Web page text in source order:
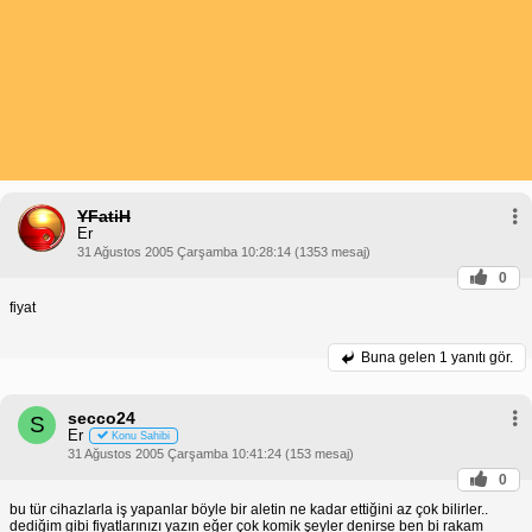
YFatiH
Er
31 Ağustos 2005 Çarşamba 10:28:14 (1353 mesaj)
0
fiyat
Buna gelen 1 yanıtı gör.
S secco24
Er Konu Sahibi
31 Ağustos 2005 Çarşamba 10:41:24 (153 mesaj)
0
bu tür cihazlarla iş yapanlar böyle bir aletin ne kadar ettiğini az çok bilirler..
dediğim gibi fiyatlarınızı yazın eğer çok komik şeyler denirse ben bi rakam